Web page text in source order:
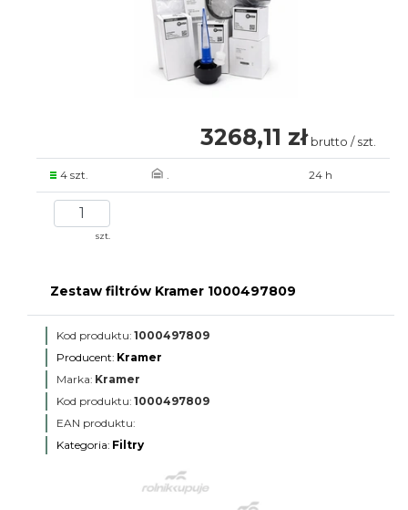
3268,11 zł brutto / szt.
4 szt. . 24 h
szt.
Zestaw filtrów Kramer 1000497809
Kod produktu: 1000497809
Producent: Kramer
Marka: Kramer
Kod produktu: 1000497809
EAN produktu:
Kategoria: Filtry